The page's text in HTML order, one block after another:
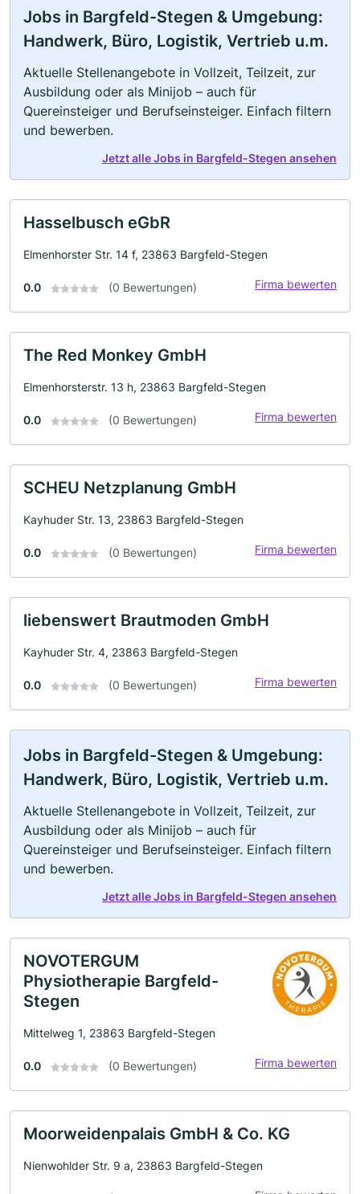
Jobs in Bargfeld-Stegen & Umgebung:
Handwerk, Büro, Logistik, Vertrieb u.m.
Aktuelle Stellenangebote in Vollzeit, Teilzeit, zur
Ausbildung oder als Minijob – auch für
Quereinsteiger und Berufseinsteiger. Einfach filtern
und bewerben.
Jetzt alle Jobs in Bargfeld-Stegen ansehen
Hasselbusch eGbR
Elmenhorster Str. 14 f, 23863 Bargfeld-Stegen
0.0 (0 Bewertungen) Firma bewerten
The Red Monkey GmbH
Elmenhorsterstr. 13 h, 23863 Bargfeld-Stegen
0.0 (0 Bewertungen) Firma bewerten
SCHEU Netzplanung GmbH
Kayhuder Str. 13, 23863 Bargfeld-Stegen
0.0 (0 Bewertungen) Firma bewerten
liebenswert Brautmoden GmbH
Kayhuder Str. 4, 23863 Bargfeld-Stegen
0.0 (0 Bewertungen) Firma bewerten
Jobs in Bargfeld-Stegen & Umgebung:
Handwerk, Büro, Logistik, Vertrieb u.m.
Aktuelle Stellenangebote in Vollzeit, Teilzeit, zur
Ausbildung oder als Minijob – auch für
Quereinsteiger und Berufseinsteiger. Einfach filtern
und bewerben.
Jetzt alle Jobs in Bargfeld-Stegen ansehen
NOVOTERGUM
Physiotherapie Bargfeld-
Stegen
Mittelweg 1, 23863 Bargfeld-Stegen
0.0 (0 Bewertungen) Firma bewerten
Moorweidenpalais GmbH & Co. KG
Nienwohlder Str. 9 a, 23863 Bargfeld-Stegen